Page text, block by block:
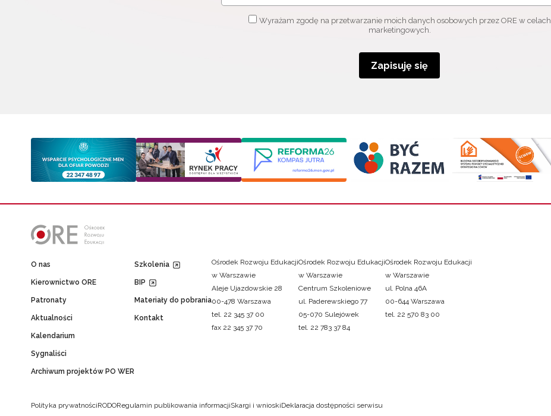
Wyrażam zgodę na przetwarzanie moich danych osobowych przez ORE w celach
marketingowych.
Zapisuję się
O nas
Kierownictwo ORE
Patronaty
Aktualności
Kalendarium
Sygnaliści
Archiwum projektów PO WER
Szkolenia
BIP
Materiały do pobrania
Kontakt
Ośrodek Rozwoju Edukacji
w Warszawie
Aleje Ujazdowskie 28
00-478 Warszawa
tel. 22 345 37 00
fax 22 345 37 70
Ośrodek Rozwoju Edukacji
w Warszawie
Centrum Szkoleniowe
ul. Paderewskiego 77
05-070 Sulejówek
tel. 22 783 37 84
Ośrodek Rozwoju Edukacji
w Warszawie
ul. Polna 46A
00-644 Warszawa
tel. 22 570 83 00
Polityka prywatnościRODORegulamin publikowania informacjiSkargi i wnioskiDeklaracja dostępności serwisu